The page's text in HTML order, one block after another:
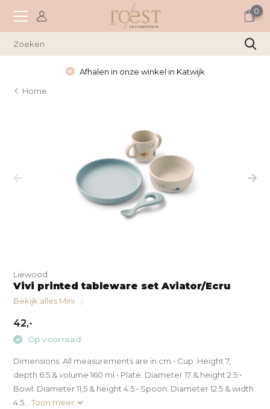
0
Afhalen in onze winkel in Katwijk
Home
Liewood
Vivi printed tableware set Aviator/Ecru
Bekijk alles Mini
42,-
Op voorraad
Dimensions: All measurements are in cm • Cup: Height 7,
depth 6.5 & volume 160 ml • Plate: Diameter 17 & height 2.5 •
Bowl: Diameter 11,5 & height 4.5 • Spoon: Diameter 12.5 & width
4.5...Toon meer